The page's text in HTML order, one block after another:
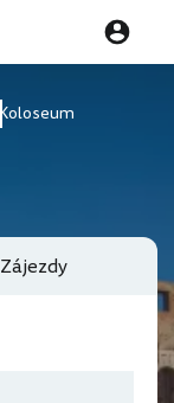
Koloseum
Zájezdy